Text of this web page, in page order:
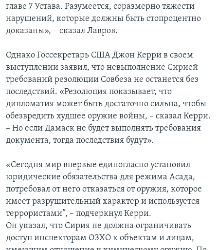
главе 7 Устава. Разумеется, соразмерно тяжести
нарушений, которые должны быть стопроцентно
доказаны», – сказал Лавров.
Однако Госсекретарь США Джон Керри в своем
выступлении заявил, что невыполнение Сирией
требований резолюции Совбеза не останется без
последствий. «Резолюция показывает, что
дипломатия может быть достаточно сильна, чтобы
обезвредить худшее оружие войны, – сказал Керри.
– Но если Дамаск не будет выполнять требования
документа, тогда последствия будут».
«Сегодня мир впервые единогласно установил
юридические обязательства для режима Асада,
потребовал от него отказаться от оружия, которое
имеет разрушительный характер и используется
террористами”, – подчеркнул Керри.
Он указал, что Сирия не должна ограничивать
доступ инспекторам ОЗХО к объектам и лицам,